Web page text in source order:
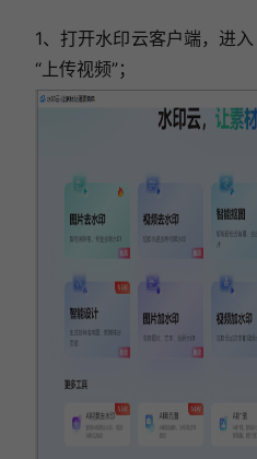
1、打开水印云客户端，进
“上传视频”；